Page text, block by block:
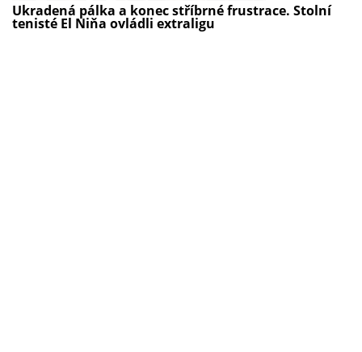
Ukradená pálka a konec stříbrné frustrace. Stolní
tenisté El Niňa ovládli extraligu